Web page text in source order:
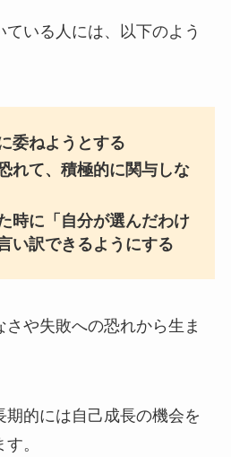
いる人には、以下のよう
委ねようとする
れて、積極的に関与しな
時に「自分が選んだわけ
い訳できるようにする
や失敗への恐れから生ま
期的には自己成長の機会を
。